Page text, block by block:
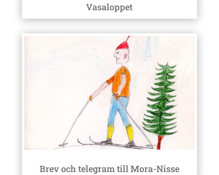
Vasaloppet
Brev och telegram till Mora-Nisse